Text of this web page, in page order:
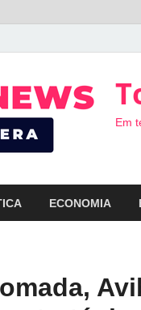
Em
ECONOMIA